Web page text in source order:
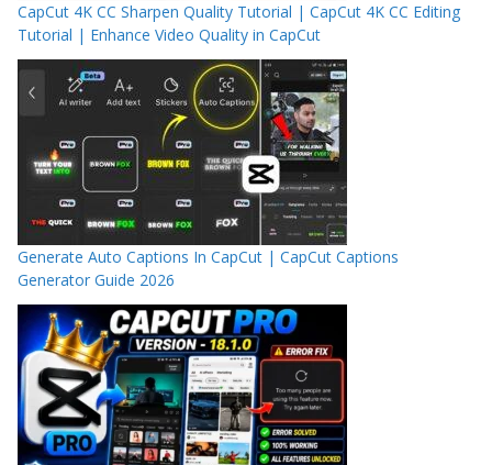
CapCut 4K CC Sharpen Quality Tutorial | CapCut 4K CC Editing
Tutorial | Enhance Video Quality in CapCut
Generate Auto Captions In CapCut | CapCut Captions
Generator Guide 2026